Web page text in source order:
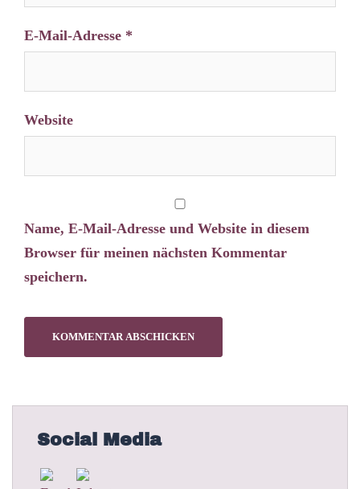
E-Mail-Adresse *
Website
Name, E-Mail-Adresse und Website in diesem
Browser für meinen nächsten Kommentar
speichern.
Social Media